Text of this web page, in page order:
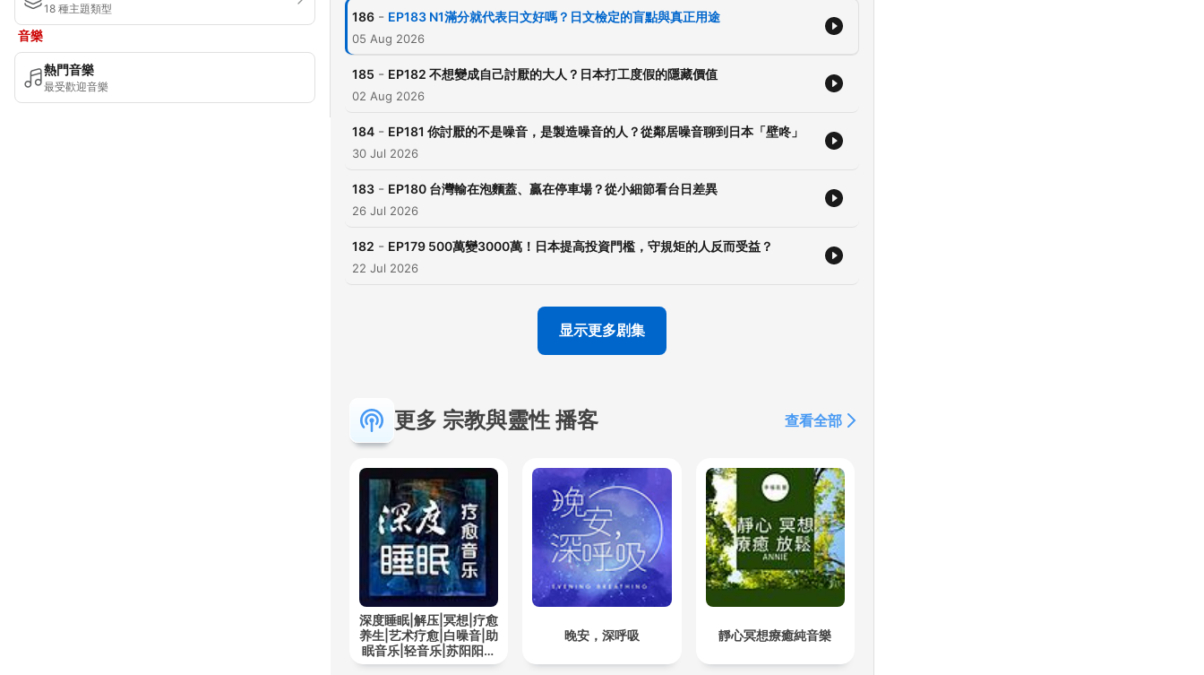
18 種主題類型
音樂
熱門音樂
最受歡迎音樂
186 - EP183 N1滿分就代表日文好嗎？日文檢定的盲點與真正用途
05 Aug 2026
185 - EP182 不想變成自己討厭的大人？日本打工度假的隱藏價值
02 Aug 2026
184 - EP181 你討厭的不是噪音，是製造噪音的人？從鄰居噪音聊到日本「壁咚」
30 Jul 2026
183 - EP180 台灣輸在泡麵蓋、贏在停車場？從小細節看台日差異
26 Jul 2026
182 - EP179 500萬變3000萬！日本提高投資門檻，守規矩的人反而受益？
22 Jul 2026
显示更多剧集
更多 宗教與靈性 播客 查看全部
深度睡眠|解压|冥想|疗愈
养生|艺术疗愈|白噪音|助
眠音乐|轻音乐|苏阳阳频
道
晚安，深呼吸 靜心冥想療癒純音樂